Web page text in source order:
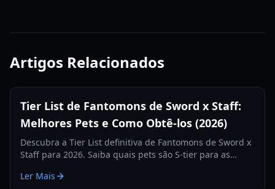
Artigos Relacionados
Tier List de Fantomons de Sword x Staff:
Melhores Pets e Como Obtê-los (2026)
Descubra a Tier List definitiva de Fantomons de Sword x
Staff para 2026. Saiba quais pets são S-tier para as
otimizá-los.
Ler Mais